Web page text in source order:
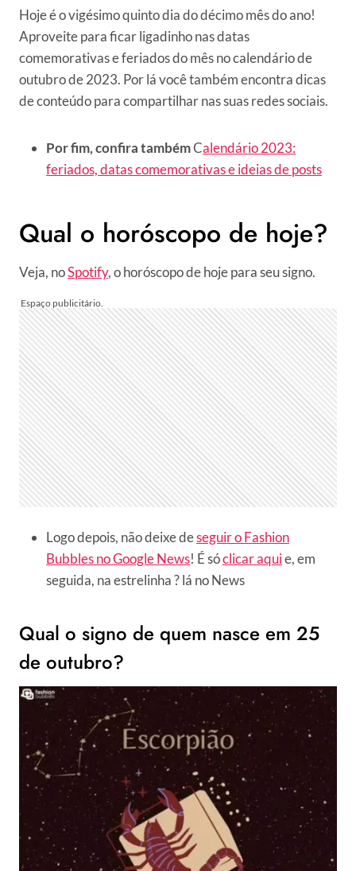
Hoje é o vigésimo quinto dia do décimo mês do ano!
Aproveite para ficar ligadinho nas datas
comemorativas e feriados do mês no calendário de
outubro de 2023. Por lá você também encontra dicas
de conteúdo para compartilhar nas suas redes sociais.
Por fim, confira tambémCalendário 2023:
feriados, datas comemorativas e ideias de posts
Qual o horóscopo de hoje?
Veja, noSpotify, o horóscopo de hoje para seu signo.
Logo depois, não deixe deseguir o Fashion
Bubbles no Google News! É sóclicar aquie, em
seguida, na estrelinha ? lá no News
Qual o signo de quem nasce em 25
de outubro?